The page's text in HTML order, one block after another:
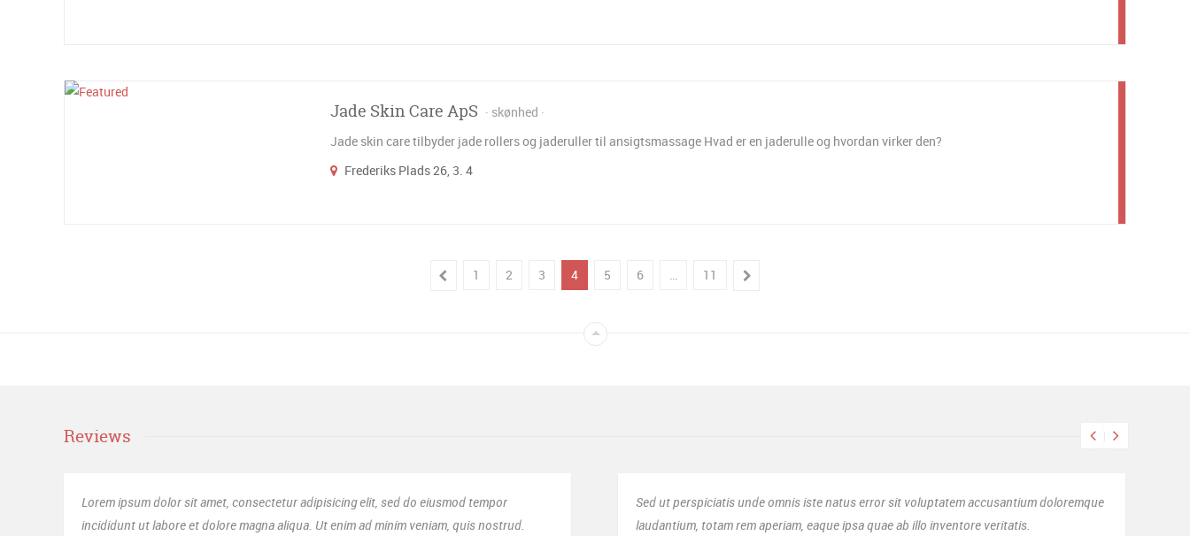
Jade Skin Care ApS
skønhed
Jade skin care tilbyder jade rollers og jaderuller til ansigtsmassage Hvad er en jaderulle og hvordan virker den?
Frederiks Plads 26, 3. 4
1 2 3 4 5 6 11
Reviews
adipisicing elit, sed do eiusmod tempor
Ut enim ad minim veniam, quis nostrud.
Sed ut perspiciatis unde omnis iste natus error sit voluptatem accusantium doloremque
laudantium, totam rem aperiam, eaque ipsa quae ab illo inventore veritatis.
Hermed har jeg oprettet begge mine
service!